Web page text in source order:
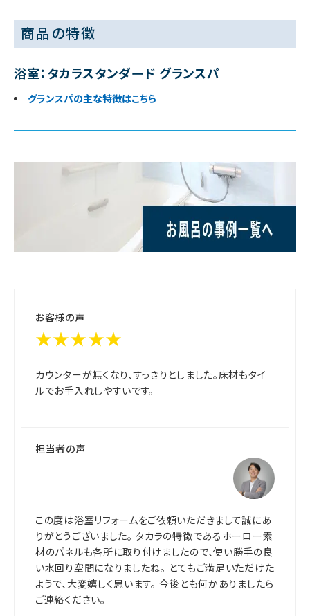
商品の特徴
浴室：タカラスタンダード グランスパ
グランスパの主な特徴はこちら
お客様の声
★★★★★
カウンターが無くなり、すっきりとしました。床材もタイ
ルでお手入れしやすいです。
担当者の声
この度は浴室リフォームをご依頼いただきまして誠にあ
りがとうございました。 タカラの特徴であるホーロー素
材のパネルも各所に取り付けましたので、使い勝手の良
い水回り空間になりましたね。 とてもご満足いただけた
ようで、大変嬉しく思います。 今後とも何かありましたら
ご連絡ください。